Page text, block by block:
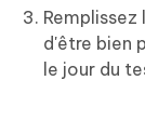
d'être bien
le jour du